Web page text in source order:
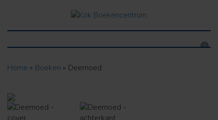
0
Home » Boeken » Deemoed